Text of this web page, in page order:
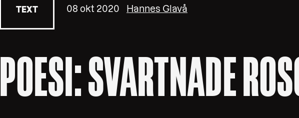
TEXT 08 okt 2020 Hannes Glavå
POESI: SVARTNADE